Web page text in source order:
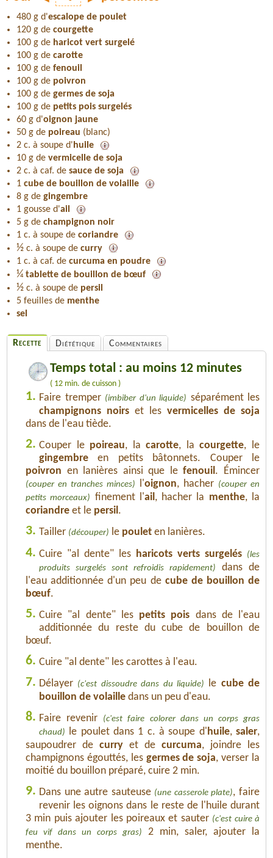
480 g d'escalope de poulet
120 g de courgette
100 g de haricot vert surgelé
100 g de carotte
100 g de fenouil
100 g de poivron
100 g de germes de soja
100 g de petits pois surgelés
60 g d'oignon jaune
50 g de poireau (blanc)
2 c. à soupe d' huile
10 g de vermicelle de soja
2 c. à caf. de sauce de soja
1 cube de bouillon de volaille
8 g de gingembre
1 gousse d'ail
5 g de champignon noir
1 c. à soupe de coriandre
½ c. à soupe de curry
1 c. à caf. de curcuma en poudre
¼ tablette de bouillon de bœuf
½ c. à soupe de persil
5 feuilles de menthe
sel
Recette Diététique Commentaires
Temps total : au moins 12 minutes
( 12 min. de cuisson )
1. Faire tremper (imbiber d'un liquide) séparément les
champignons noirs et les vermicelles de soja
dans de l'eau tiède.
2. Couper le poireau, lacarotte, lacourgette, le
gingembre en petits bâtonnets. Couper le
poivron en lanières ainsi que lefenouil . Émincer
(couper en tranches minces) l'oignon, hacher (couper en
petits morceaux) finement l'ail , hacher la menthe, la
coriandre et le persil .
3. Tailler (découper) le poulet en lanières.
4. Cuire "al dente" les haricots verts surgelés (les
produits surgelés sont refroidis rapidement)
dans de
l'eau additionnée d'un peu de cube de bouillon de
bœuf.
5. Cuire "al dente" les petits pois dans de l'eau
additionnée du reste du cube de bouillon de
bœuf.
6. Cuire "al dente" les carottes à l'eau.
7. Délayer (c'est dissoudre dans du liquide) le cube de
bouillon de volaille dans un peu d'eau.
8. Faire revenir
(c'est faire colorer dans un corps gras
chaud)
le poulet dans 1 c. à soupe d' huile,saler,
saupoudrer de curry et de curcuma, joindre les
champignons égouttés, les germes de soja, verser la
moitié du bouillon préparé, cuire 2 min.
9. Dans une autre sauteuse (une casserole plate), faire
revenir les oignons dans le reste de l'huile durant
3 min puis ajouter les poireaux et sauter (c'est cuire à
feu vif dans un corps gras)
2 min, saler, ajouter la
menthe.